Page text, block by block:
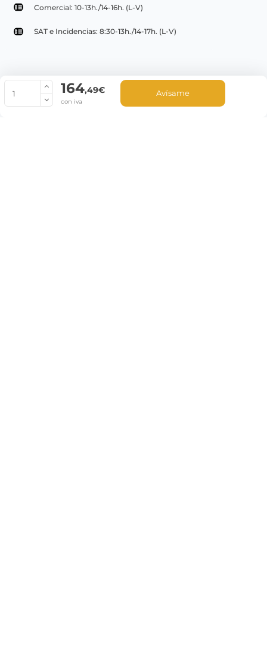
164,49€
con iva
Avísame
Comercial: 10-13h./14-16h. (L-V)
SAT e Incidencias: 8:30-13h./14-17h. (L-V)
© Copyright 2022 PepeBar.com |
Aviso legal y
Condiciones generales de compra |